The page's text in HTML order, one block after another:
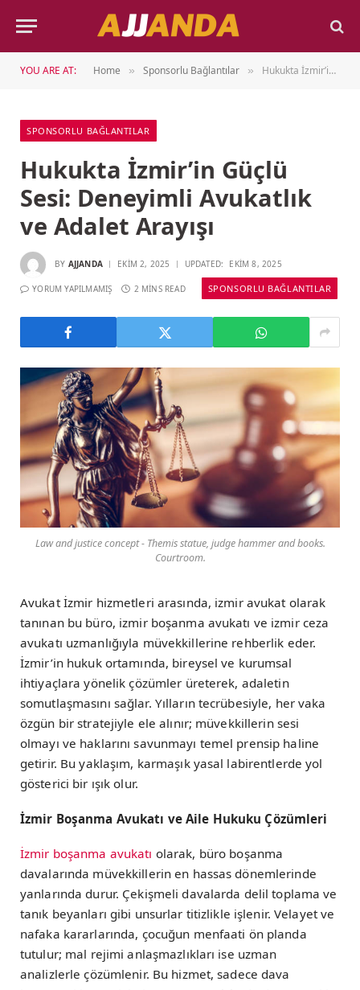
YOU ARE AT: Home » Sponsorlu Bağlantılar » Hukukta İzmir’in Güçlü Sesi: Deneyimli Avukatlık ve Adalet Arayışı
SPONSORLU BAĞLANTILAR
Hukukta İzmir’in Güçlü
Sesi: Deneyimli Avukatlık
ve Adalet Arayışı
BY AJJANDA EKIM 2, 2025 UPDATED: EKIM 8, 2025
YORUM YAPILMAMIŞ 2 MINS READ SPONSORLU BAĞLANTILAR
Law and justice concept - Themis statue, judge hammer and books.
Courtroom.
Avukat İzmir hizmetleri arasında, izmir avukat olarak
tanınan bu büro, izmir boşanma avukatı ve izmir ceza
avukatı uzmanlığıyla müvekkillerine rehberlik eder.
İzmir’in hukuk ortamında, bireysel ve kurumsal
ihtiyaçlara yönelik çözümler üreterek, adaletin
somutlaşmasını sağlar. Yılların tecrübesiyle, her vaka
özgün bir stratejiyle ele alınır; müvekkillerin sesi
olmayı ve haklarını savunmayı temel prensip haline
getirir. Bu yaklaşım, karmaşık yasal labirentlerde yol
gösterici bir ışık olur.
İzmir Boşanma Avukatı ve Aile Hukuku Çözümleri
İzmir boşanma avukatı olarak, büro boşanma
davalarında müvekkillerin en hassas dönemlerinde
yanlarında durur. Çekişmeli davalarda delil toplama ve
tanık beyanları gibi unsurlar titizlikle işlenir. Velayet ve
nafaka kararlarında, çocuğun menfaati ön planda
tutulur; mal rejimi anlaşmazlıkları ise uzman
analizlerle çözümlenir. Bu hizmet, sadece dava